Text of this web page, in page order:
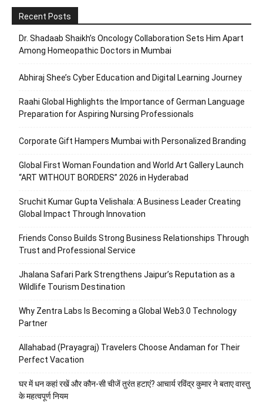
Recent Posts
Dr. Shadaab Shaikh’s Oncology Collaboration Sets Him Apart
Among Homeopathic Doctors in Mumbai
Abhiraj Shee’s Cyber Education and Digital Learning Journey
Raahi Global Highlights the Importance of German Language
Preparation for Aspiring Nursing Professionals
Corporate Gift Hampers Mumbai with Personalized Branding
Global First Woman Foundation and World Art Gallery Launch
“ART WITHOUT BORDERS” 2026 in Hyderabad
Sruchit Kumar Gupta Velishala: A Business Leader Creating
Global Impact Through Innovation
Friends Conso Builds Strong Business Relationships Through
Trust and Professional Service
Jhalana Safari Park Strengthens Jaipur’s Reputation as a
Wildlife Tourism Destination
Why Zentra Labs Is Becoming a Global Web3.0 Technology
Partner
Allahabad (Prayagraj) Travelers Choose Andaman for Their
Perfect Vacation
घर में धन कहां रखें और कौन-सी चीजें तुरंत हटाएं? आचार्य रविंद्र कुमार ने बताए वास्तु
के महत्वपूर्ण नियम